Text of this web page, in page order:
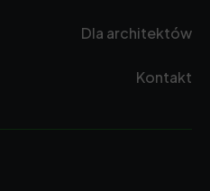
Dla architektów
Kontakt